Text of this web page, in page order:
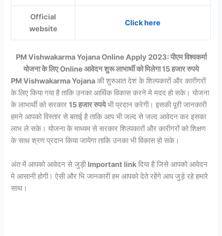
Official
website
Click here
PM Vishwakarma Yojana Online Apply 2023: पीएम विश्वकर्मा
योजना के लिए Online आवेदन शुरू लाभार्थी को मिलेगा 15 हजार रुपये
PM Vishwakarma Yojana की शुरुआत देश के शिल्पकारों और कारीगरों
के लिए किया गया है ताकि उनका आर्थिक विकास करने मे मदद हो सके। योजना
के लाभार्थी को सरकार15 हजार रुपयेभी प्रदान करेगी। इसकी पूरी जानकारी
हमने आपको विस्तार से बताई है ताकि आप भी जल्द से जल्द आवेदन कर इसका
लाभ ले सके।योजना के माध्यम से सरकार शिल्पकारों और कारीगरों को शिक्षण
के साथ श्रण प्रदान किया जायेगा ताकि उनका भी विकास हो सके।
अंत में आपको आवेदन से जुड़ी Important link दिया है जिसे आपको आवेदन
मे आसानी होगी। ऐसी और भि जानकारी हम आपको देते रहेंगे आप जुड़े रहे हमारे
साथ।